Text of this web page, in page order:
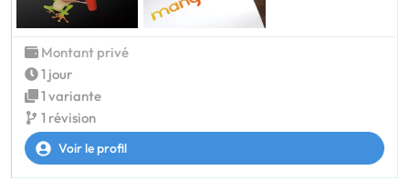
Montant privé
1 jour
1 variante
1 révision
Voir le profil